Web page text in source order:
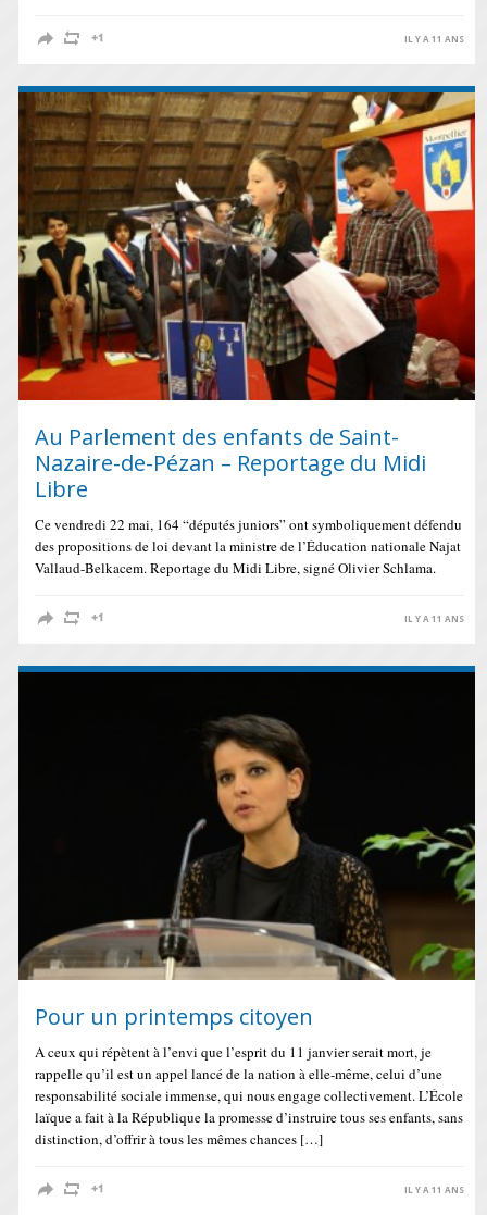
IL Y A 11 ANS
Au Parlement des enfants de Saint-
Nazaire-de-Pézan – Reportage du Midi
Libre
Ce vendredi 22 mai, 164 “députés juniors” ont symboliquement défendu
des propositions de loi devant la ministre de l’Éducation nationale Najat
Vallaud-Belkacem. Reportage du Midi Libre, signé Olivier Schlama.
IL Y A 11 ANS
Pour un printemps citoyen
A ceux qui répètent à l’envi que l’esprit du 11 janvier serait mort, je
rappelle qu’il est un appel lancé de la nation à elle-même, celui d’une
responsabilité sociale immense, qui nous engage collectivement. L’École
laïque a fait à la République la promesse d’instruire tous ses enfants, sans
distinction, d’offrir à tous les mêmes chances […]
IL Y A 11 ANS